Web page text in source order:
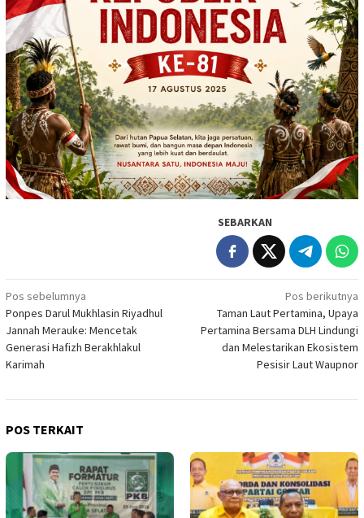
SEBARKAN
Navigasi
pos
Pos sebelumnya
Ponpes Darul Mukhlasin Riyadhul
Jannah Merauke: Mencetak
Generasi Hafizh Berakhlakul
Karimah
Pos berikutnya
Taman Laut Pertamina, Upaya
Pertamina Bersama DLH Lindungi
dan Melestarikan Ekosistem
Pesisir Laut Waupnor
POS TERKAIT